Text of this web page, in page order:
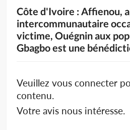
Côte d'Ivoire : Affienou,
intercommunautaire
victime, Ouégnin aux
Gbagbo est une
Veuillez vous connecter
contenu.
Votre avis nous intéresse.